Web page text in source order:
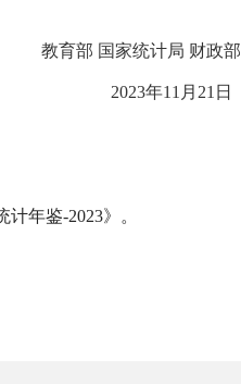
教育部 国家统计局 财政部
2023年11月21日
年鉴-2023》。